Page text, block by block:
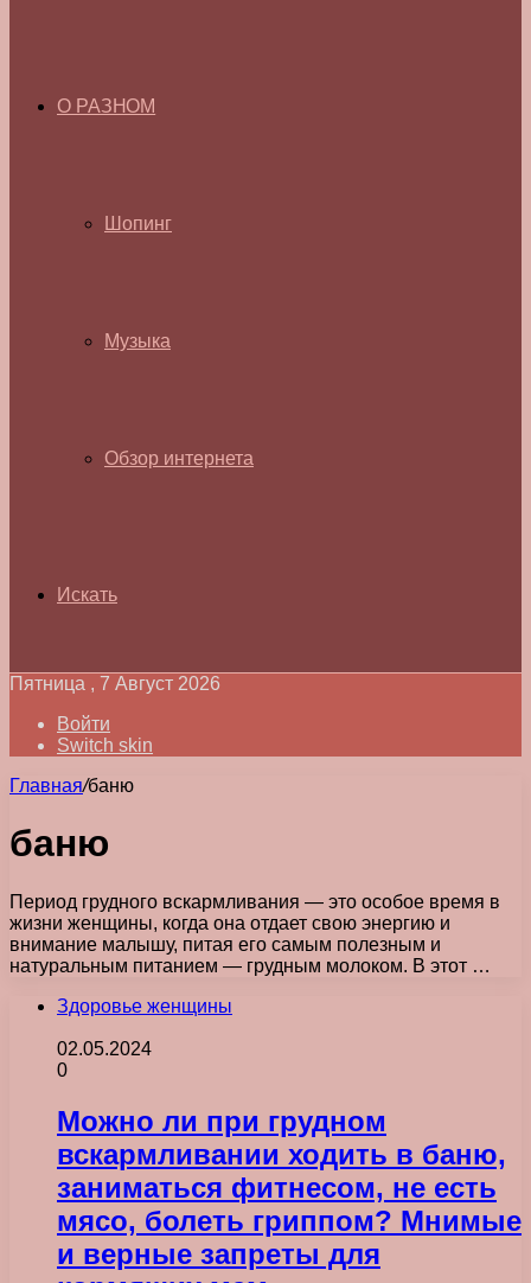
О РАЗНОМ
Шопинг
Музыка
Обзор интернета
Искать
Пятница , 7 Август 2026
Войти
Switch skin
Главная/баню
баню
Период грудного вскармливания — это особое время в
жизни женщины, когда она отдает свою энергию и
внимание малышу, питая его самым полезным и
натуральным питанием — грудным молоком. В этот …
Здоровье женщины
02.05.2024
0
Можно ли при грудном
вскармливании ходить в баню,
заниматься фитнесом, не есть
мясо, болеть гриппом? Мнимые
и верные запреты для